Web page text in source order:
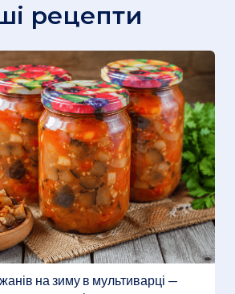
рецепти
на зиму в мультиварці —